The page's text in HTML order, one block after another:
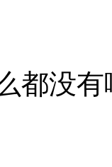
都没有